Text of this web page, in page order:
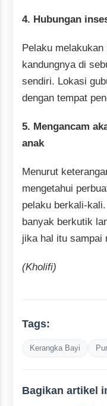
4. Hubungan
Pelaku melakukan
kandungnya di
sendiri. Lokasi
dengan tempat
5. Mengancam
anak
Menurut
mengetahui
pelaku berkali-
banyak berkutik
jika hal itu sampai
(Kholifi)
Tags:
Kerangka Bayi
Bagikan artikel